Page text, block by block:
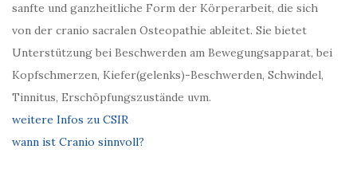
sanfte und ganzheitliche Form der Körperarbeit, die sich
von der cranio sacralen Osteopathie ableitet. Sie bietet
Unterstützung bei Beschwerden am Bewegungsapparat, bei
Kopfschmerzen, Kiefer(gelenks)-Beschwerden, Schwindel,
Tinnitus, Erschöpfungszustände uvm.
weitere Infos zu CSIR
wann ist Cranio sinnvoll?